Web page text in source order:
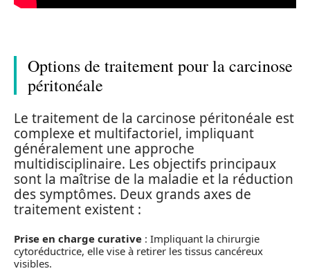
Options de traitement pour la carcinose
péritonéale
Le traitement de la carcinose péritonéale est
complexe et multifactoriel, impliquant
généralement une approche
multidisciplinaire. Les objectifs principaux
sont la maîtrise de la maladie et la réduction
des symptômes. Deux grands axes de
traitement existent :
Prise en charge curative : Impliquant la chirurgie
cytoréductrice, elle vise à retirer les tissus cancéreux
visibles.